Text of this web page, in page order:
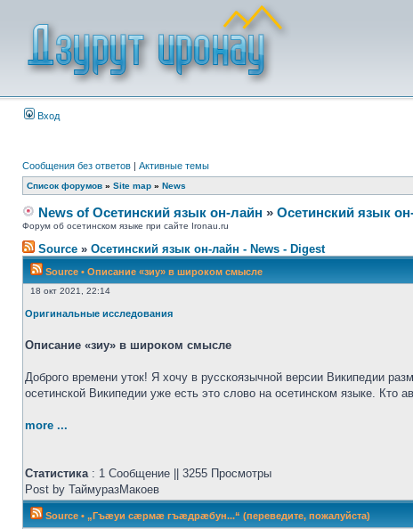
Вход
Сообщения без ответов | Активные темы
Список форумов » Site map » News
News of Осетинский язык он-лайн » Осетинский язык
Форум об осетинском языке при сайте Ironau.ru
Source » Осетинский язык он-лайн - News - Digest
Source • Описание «зиу» в широком смысле
18 окт 2021, 22:14
Оригинальные исследования
Описание «зиу» в широком смысле
Доброго времени уток! Я хочу в русскоязычной версии Википедии
осетинской Википедии уже есть это слово на осетинском языке. Кто
more ...
Статистика: 1 Сообщение || 3255 Просмотры
Post by ТаймуразМакоев
Source • „Гъæуи сæрмæ гъæдрæбун...“ (переведите, пожалуйста)